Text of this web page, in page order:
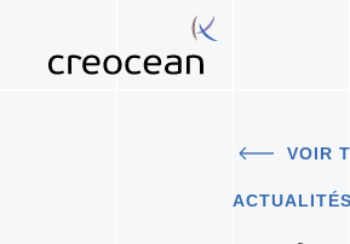
VOIR
ACTUALITÉS